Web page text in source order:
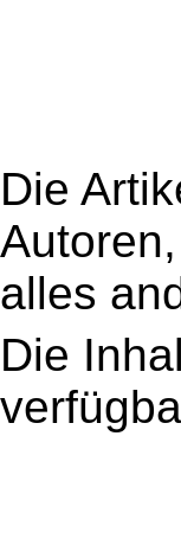
Die
Autoren,
alles
Die